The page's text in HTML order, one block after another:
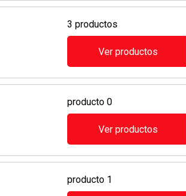
3 productos
Ver productos
producto 0
Ver productos
producto 1